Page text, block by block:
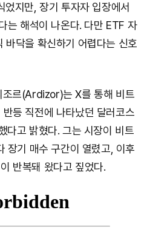
지만, 장기 투자자 입장에서
는 해석이 나온다. 다만 ETF 자
바닥을 확신하기 어렵다는 신호
조르(Ardizor)는 X를 통해 비트
등 직전에 나타났던 달러코스
다고 밝혔다. 그는 시장이 비트
장기 매수 구간이 열렸고, 이후
반복돼 왔다고 짚었다.